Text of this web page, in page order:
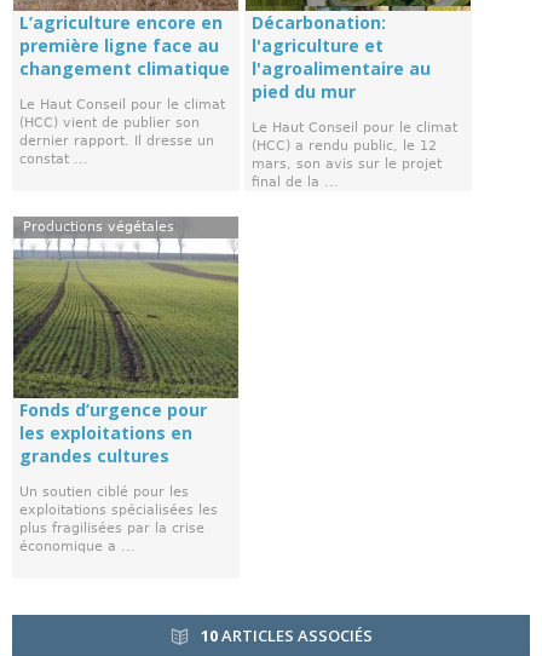
L’agriculture encore en
première ligne face au
changement climatique
Le Haut Conseil pour le climat
(HCC) vient de publier son
dernier rapport. Il dresse un
constat ...
Décarbonation:
l'agriculture et
l'agroalimentaire au
pied du mur
Le Haut Conseil pour le climat
(HCC) a rendu public, le 12
mars, son avis sur le projet
final de la ...
Productions végétales
Fonds d’urgence pour
les exploitations en
grandes cultures
Un soutien ciblé pour les
exploitations spécialisées les
plus fragilisées par la crise
économique a ...
10ARTICLES ASSOCIÉS